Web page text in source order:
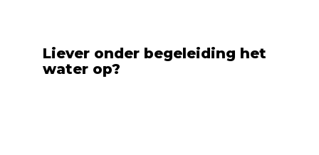
Liever onder begeleiding het
water op?